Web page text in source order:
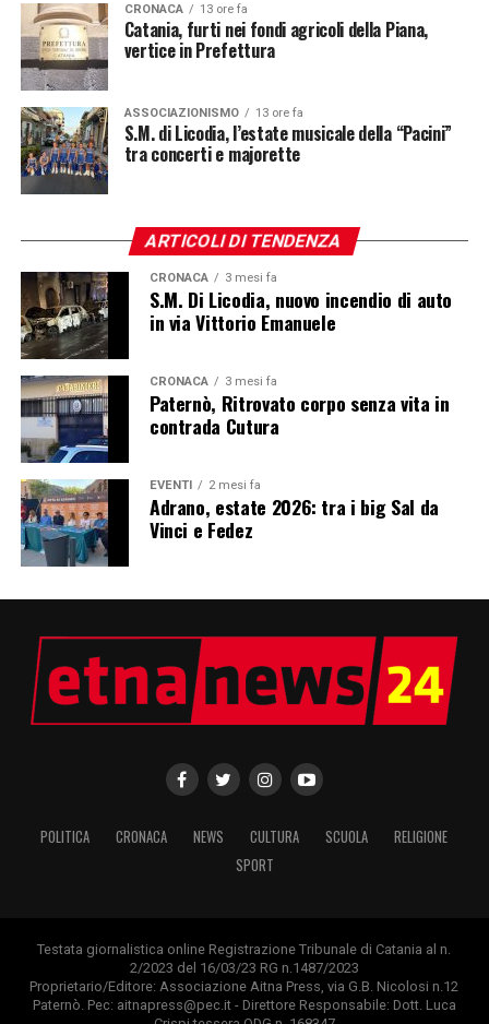
CRONACA 13 ore fa
Catania, furti nei fondi agricoli della Piana,
vertice in Prefettura
ASSOCIAZIONISMO 13 ore fa
S.M. di Licodia, l’estate musicale della “Pacini”
tra concerti e majorette
ARTICOLI DI TENDENZA
CRONACA 3 mesi fa
S.M. Di Licodia, nuovo incendio di auto
in via Vittorio Emanuele
CRONACA 3 mesi fa
Paternò, Ritrovato corpo senza vita in
contrada Cutura
EVENTI 2 mesi fa
Adrano, estate 2026: tra i big Sal da
Vinci e Fedez
POLITICA CRONACA NEWS CULTURA SCUOLA
RELIGIONE
SPORT
Testata giornalistica online Registrazione Tribunale di Catania al n.
2/2023 del 16/03/23 RG n.1487/2023
Proprietario/Editore: Associazione Aitna Press, via G.B. Nicolosi n.12
Paternò. Pec: aitnapress@pec.it - Direttore Responsabile: Dott. Luca